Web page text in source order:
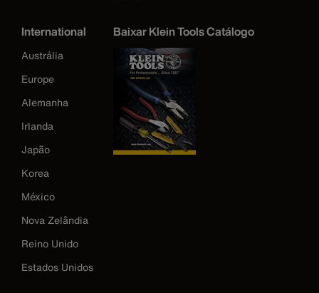
International
Austrália
Europe
Alemanha
Irlanda
Japão
Korea
México
Nova Zelândia
Reino Unido
Estados Unidos
Baixar Klein Tools Catálogo